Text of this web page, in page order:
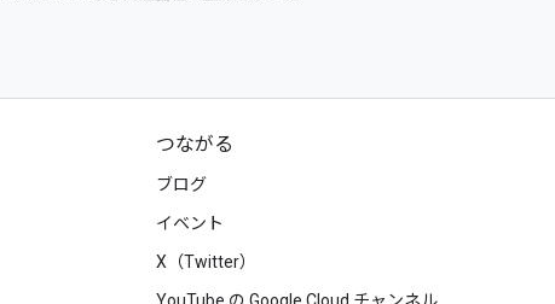
つながる
ブログ
イベント
X（Twitter）